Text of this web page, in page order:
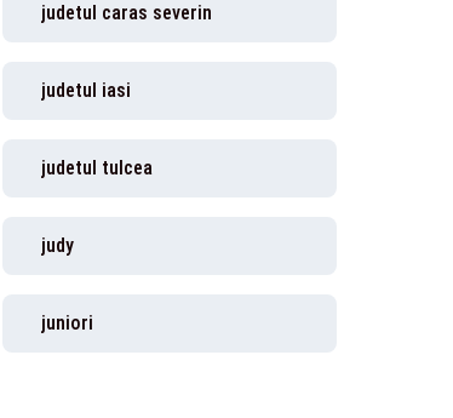
judetul caras severin
judetul iasi
judetul tulcea
judy
juniori